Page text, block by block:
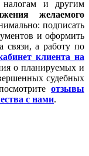
налогам и другим
желаемого
подписать
и оформить
связи, а работу по
клиента на
о планируемых и
судебных
отзывы
с нами.